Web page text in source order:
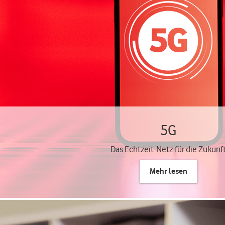
5G
Das Echtzeit-Netz für die
Mehr lesen